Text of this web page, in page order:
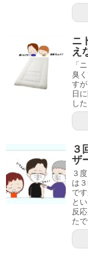
ニ
え
「
臭
す
日
した
３
ザ
３
は
で
と
反
たで